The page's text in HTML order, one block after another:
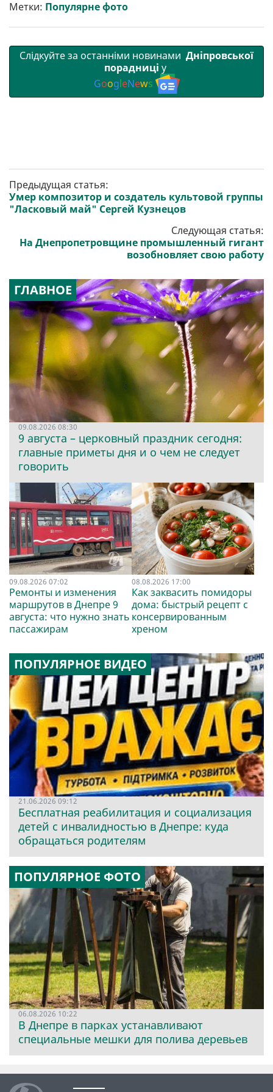
и k m
Метки: Популярне фото
Слідкуйте за останніми новинами Дніпровської
порадниці у
GoogleNews
Предыдущая статья:
Умер композитор и создатель культовой группы
"Ласковый май" Сергей Кузнецов
Следующая статья:
На Днепропетровщине промышленный гигант
возобновляет свою работу
ГЛАВНОЕ
09.08.2026 08:30
9 августа – церковный праздник сегодня:
главные приметы дня и о чем не следует
говорить
09.08.2026 07:02
Ремонты и изменения
маршрутов в Днепре 9
августа: что нужно знать
пассажирам
08.08.2026 17:00
Как заквасить помидоры
дома: быстрый рецепт с
консервированным
хреном
ПОПУЛЯРНОЕ ВИДЕО
21.06.2026 09:12
Бесплатная реабилитация и социализация
детей с инвалидностью в Днепре: куда
обращаться родителям
ПОПУЛЯРНОЕ ФОТО
06.08.2026 10:22
В Днепре в парках устанавливают
специальные мешки для полива деревьев